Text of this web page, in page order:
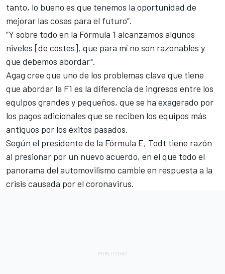
tanto, lo bueno es que tenemos la oportunidad de
mejorar las cosas para el futuro”.
“Y sobre todo en la Fórmula 1 alcanzamos algunos
niveles [de costes], que para mí no son razonables y
que debemos abordar".
Agag cree que uno de los problemas clave que tiene
que abordar la F1 es la diferencia de ingresos entre los
equipos grandes y pequeños, que se ha exagerado por
los pagos adicionales que se reciben los equipos más
antiguos por los éxitos pasados.
Según el presidente de la Fórmula E, Todt tiene razón
al presionar por un nuevo acuerdo, en el que todo el
panorama del automovilismo cambie en respuesta a la
crisis causada por el coronavirus.